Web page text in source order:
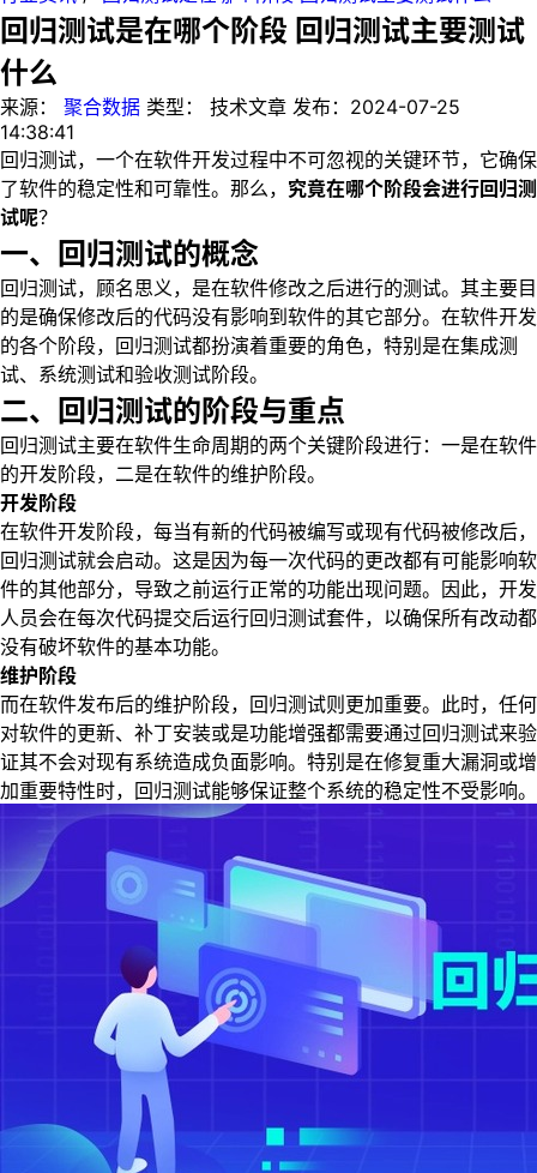
回归测试是在哪个阶段 回归测试主要测试
什么
来源： 聚合数据 类型： 技术文章 发布： 2024-07-25
14:38:41
回归测试，一个在软件开发过程中不可忽视的关键环节，它确保
了软件的稳定性和可靠性。那么， 究竟在哪个阶段会进行回归测
试呢？
一、回归测试的概念
回归测试，顾名思义，是在软件修改之后进行的测试。其主要目
的是确保修改后的代码没有影响到软件的其它部分。在软件开发
的各个阶段，回归测试都扮演着重要的角色，特别是在集成测
试、系统测试和验收测试阶段。
二、回归测试的阶段与重点
回归测试主要在软件生命周期的两个关键阶段进行：一是在软件
的开发阶段，二是在软件的维护阶段。
开发阶段
在软件开发阶段，每当有新的代码被编写或现有代码被修改后，
回归测试就会启动。这是因为每一次代码的更改都有可能影响软
件的其他部分，导致之前运行正常的功能出现问题。因此，开发
人员会在每次代码提交后运行回归测试套件，以确保所有改动都
没有破坏软件的基本功能。
维护阶段
而在软件发布后的维护阶段，回归测试则更加重要。此时，任何
对软件的更新、补丁安装或是功能增强都需要通过回归测试来验
证其不会对现有系统造成负面影响。特别是在修复重大漏洞或增
加重要特性时，回归测试能够保证整个系统的稳定性不受影响。